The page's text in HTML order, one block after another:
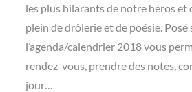
les plus hilarants de notre héros et
plein de drôlerie et de poésie.
l’agenda/calendrier 2018 vous
rendez-vous, prendre des notes,
jour…